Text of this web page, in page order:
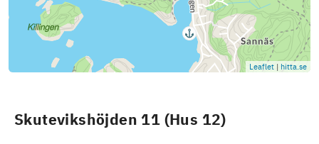
Leaflet | hitta.se
Skutevikshöjden 11 (Hus 12)